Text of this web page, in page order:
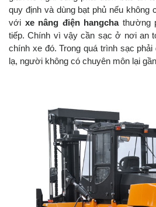
quy định và dùng bạt phủ nếu không
với xe nâng điện hangchathường
tiếp. Chính vì vậy cần sạc ở nơi an
chính xe đó. Trong quá trình sạc
lạ, người không có chuyên môn lại